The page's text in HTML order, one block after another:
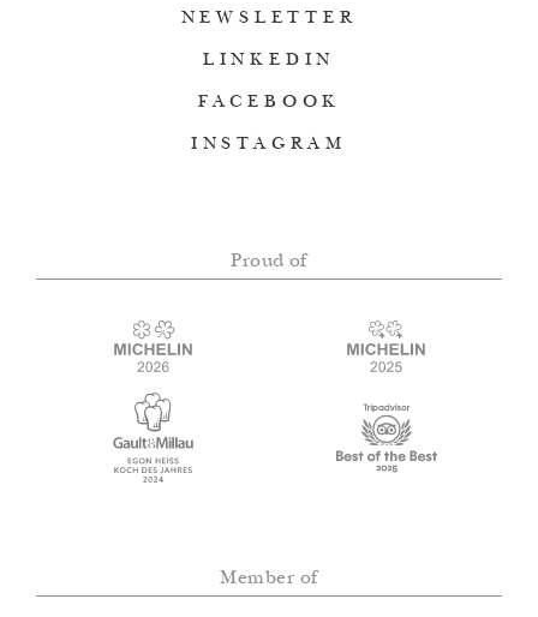
NEWSLETTER
LINKEDIN
FACEBOOK
INSTAGRAM
Proud of
Member of